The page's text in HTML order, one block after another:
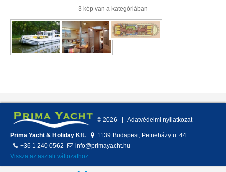
3 kép van a kategóriában
© 2026 Adatvédelmi nyilatkozat
Prima Yacht & Holiday Kft. 1139 Budapest, Petneházy u. 44.
+36 1 240 0562
info@primayacht.hu
Vissza az asztali változathoz